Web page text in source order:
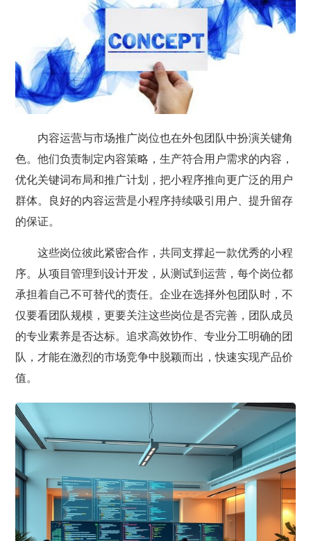
内容运营与市场推广岗位也在外包团队中扮演关键角
色。他们负责制定内容策略，生产符合用户需求的内容，
优化关键词布局和推广计划，把小程序推向更广泛的用户
群体。良好的内容运营是小程序持续吸引用户、提升留存
的保证。
这些岗位彼此紧密合作，共同支撑起一款优秀的小程
序。从项目管理到设计开发，从测试到运营，每个岗位都
承担着自己不可替代的责任。企业在选择外包团队时，不
仅要看团队规模，更要关注这些岗位是否完善，团队成员
的专业素养是否达标。追求高效协作、专业分工明确的团
队，才能在激烈的市场竞争中脱颖而出，快速实现产品价
值。